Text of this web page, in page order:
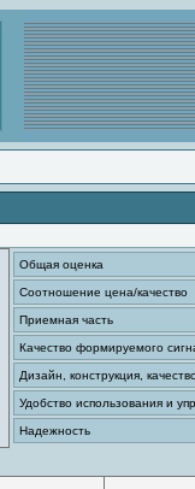
Общая оценка
Соотношение цена/качество
Приемная часть
Качество формируемого
Дизайн, конструкция,
Удобство использования и
Надежность